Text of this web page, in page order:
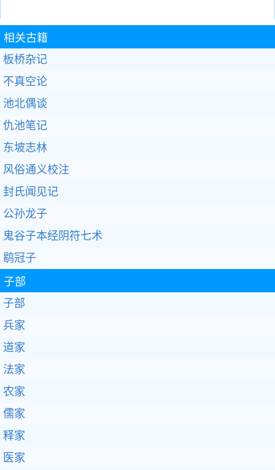
相关古籍
板桥杂记
不真空论
池北偶谈
仇池笔记
东坡志林
风俗通义校注
封氏闻见记
公孙龙子
鬼谷子本经阴符七术
鹖冠子
子部
子部
兵家
道家
法家
农家
儒家
释家
医家